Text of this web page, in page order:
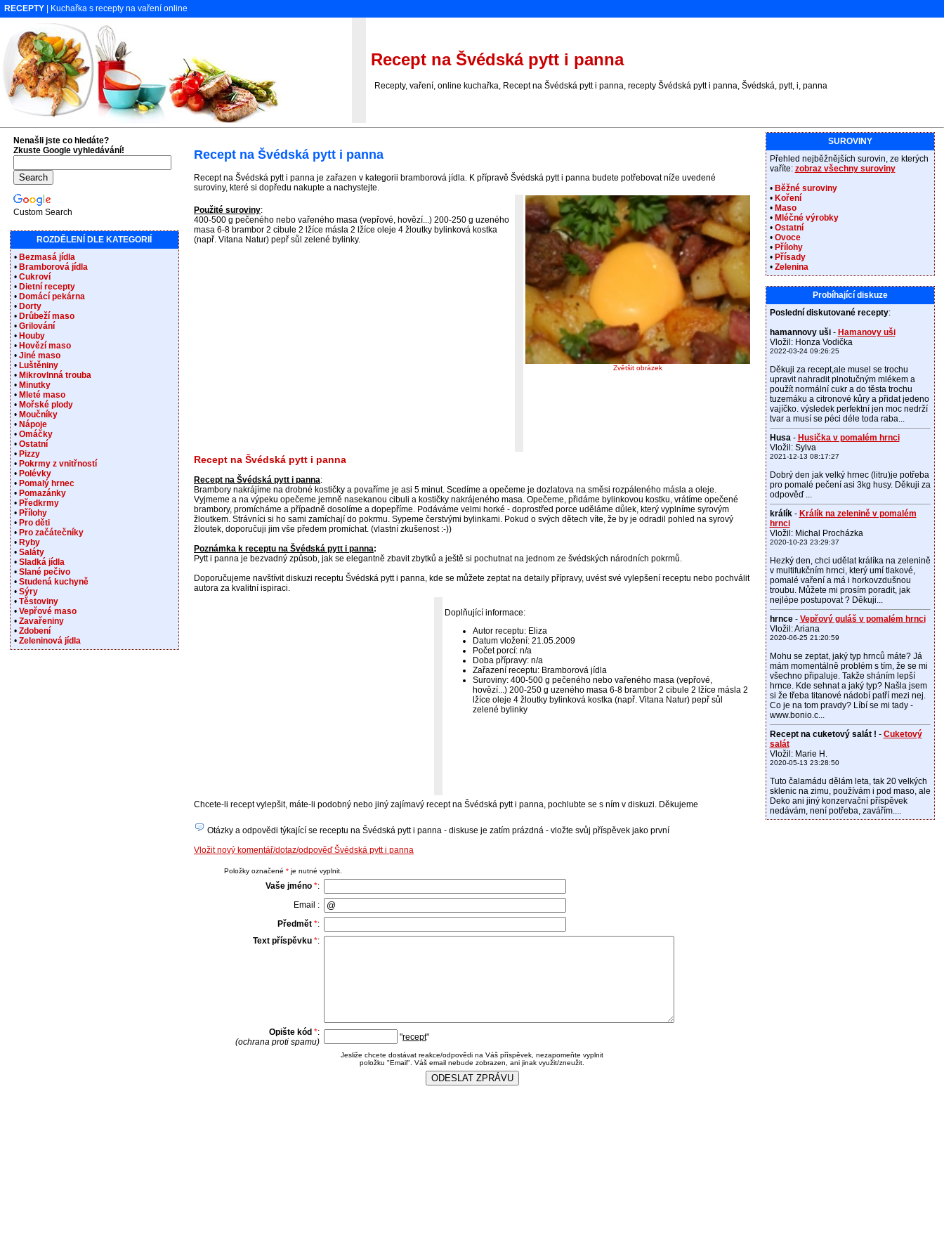
RECEPTY | Kuchařka s recepty na vaření online
Recept na Švédská pytt i panna
Recepty, vaření, online kuchařka, Recept na Švédská pytt i panna, recepty Švédská pytt i panna, Švédská, pytt, i, panna
Recept na Švédská pytt i panna
Recept na Švédská pytt i panna je zařazen v kategorii bramborová jídla. K přípravě Švédská pytt i panna budete potřebovat níže uvedené
suroviny, které si dopředu nakupte a nachystejte.
Použité suroviny:
400-500 g pečeného nebo vařeného masa (vepřové, hovězí...) 200-250 g uzeného
masa 6-8 brambor 2 cibule 2 lžíce másla 2 lžíce oleje 4 žloutky bylinková kostka
(např. Vitana Natur) pepř sůl zelené bylinky.
Zvětšit obrázek
Recept na Švédská pytt i panna
Recept na Švédská pytt i panna:
Brambory nakrájíme na drobné kostičky a povaříme je asi 5 minut. Scedíme a opečeme je dozlatova na směsi rozpáleného másla a oleje.
Vyjmeme a na výpeku opečeme jemně nasekanou cibuli a kostičky nakrájeného masa. Opečeme, přidáme bylinkovou kostku, vrátíme opečené
brambory, promícháme a případně dosolíme a dopepříme. Podáváme velmi horké - doprostřed porce uděláme důlek, který vyplníme syrovým
žloutkem. Strávníci si ho sami zamíchají do pokrmu. Sypeme čerstvými bylinkami. Pokud o svých dětech víte, že by je odradil pohled na syrový
žloutek, doporučuji jim vše předem promíchat. (vlastní zkušenost :-))
Poznámka k receptu na Švédská pytt i panna:
Pytt i panna je bezvadný způsob, jak se elegantně zbavit zbytků a ještě si pochutnat na jednom ze švédských národních pokrmů.
Doporučujeme navštívit diskuzi receptu Švédská pytt i panna, kde se můžete zeptat na detaily přípravy, uvést své vylepšení receptu nebo pochválit
autora za kvalitní ispiraci.
Doplňující informace:
Autor receptu: Eliza
Datum vložení: 21.05.2009
Počet porcí: n/a
Doba přípravy: n/a
Zařazení receptu: Bramborová jídla
Suroviny: 400-500 g pečeného nebo vařeného masa (vepřové,
hovězí...) 200-250 g uzeného masa 6-8 brambor 2 cibule 2 lžíce másla 2
lžíce oleje 4 žloutky bylinková kostka (např. Vitana Natur) pepř sůl
zelené bylinky
Chcete-li recept vylepšit, máte-li podobný nebo jiný zajímavý recept na Švédská pytt i panna, pochlubte se s ním v diskuzi. Děkujeme
Otázky a odpovědi týkající se receptu na Švédská pytt i panna - diskuse je zatím prázdná - vložte svůj příspěvek jako první
Vložit nový komentář/dotaz/odpověď Švédská pytt i panna
Položky označené * je nutné vyplnit.
Vaše jméno *:
Email :
Předmět *:
Text příspěvku *:
Opište kód *:
(ochrana proti spamu)
"recept"
Jesliže chcete dostávat reakce/odpovědi na Váš příspěvek, nezapomeňte vyplnit
položku "Email". Váš email nebude zobrazen, ani jinak využit/zneužit.
Nenašli jste co hledáte?
Zkuste Google vyhledávání!
Custom Search
ROZDĚLENÍ DLE KATEGORIÍ
• Bezmasá jídla
• Bramborová jídla
• Cukroví
• Dietní recepty
• Domácí pekárna
• Dorty
• Drůbeží maso
• Grilování
• Houby
• Hovězí maso
• Jiné maso
• Luštěniny
• Mikrovlnná trouba
• Minutky
• Mleté maso
• Mořské plody
• Moučníky
• Nápoje
• Omáčky
• Ostatní
• Pizzy
• Pokrmy z vnitřností
• Polévky
• Pomalý hrnec
• Pomazánky
• Předkrmy
• Přílohy
• Pro děti
• Pro začátečníky
• Ryby
• Saláty
• Sladká jídla
• Slané pečivo
• Studená kuchyně
• Sýry
• Těstoviny
• Vepřové maso
• Zavařeniny
• Zdobení
• Zeleninová jídla
SUROVINY
Přehled nejběžnějších surovin, ze kterých
vaříte: zobraz všechny suroviny
• Běžné suroviny
• Koření
• Maso
• Mléčné výrobky
• Ostatní
• Ovoce
• Přílohy
• Přísady
• Zelenina
Probíhající diskuze
Poslední diskutované recepty:
hamannovy uši- Hamanovy uši
Vložil: Honza Vodička
2022-03-24 09:26:25
Děkuji za recept,ale musel se trochu
upravit nahradit plnotučným mlékem a
použít normální cukr a do těsta trochu
tuzemáku a citronové kůry a přidat jedeno
vajíčko. výsledek perfektní jen moc nedrží
tvar a musí se péci déle toda raba...
Husa- Husička v pomalém hrnci
Vložil: Sylva
2021-12-13 08:17:27
Dobrý den jak velký hrnec (litru)je potřeba
pro pomalé pečení asi 3kg husy. Děkuji za
odpověď ...
králík- Králík na zelenině v pomalém
hrnci
Vložil: Michal Procházka
2020-10-23 23:29:37
Hezký den, chci udělat králíka na zelenině
v multifukčním hrnci, který umí tlakové,
pomalé vaření a má i horkovzdušnou
troubu. Můžete mi prosím poradit, jak
nejlépe postupovat ? Děkuji...
hrnce- Vepřový guláš v pomalém hrnci
Vložil: Ariana
2020-06-25 21:20:59
Mohu se zeptat, jaký typ hrnců máte? Já
mám momentálně problém s tím, že se mi
všechno připaluje. Takže sháním lepší
hrnce. Kde sehnat a jaký typ? Našla jsem
si že třeba titanové nádobí patří mezi nej.
Co je na tom pravdy? Líbí se mi tady -
www.bonio.c...
Recept na cuketový salát ! - Cuketový
salát
Vložil: Marie H.
2020-05-13 23:28:50
Tuto čalamádu dělám leta, tak 20 velkých
sklenic na zimu, používám i pod maso, ale
Deko ani jiný konzervační příspěvek
nedávám, není potřeba, zavářím....